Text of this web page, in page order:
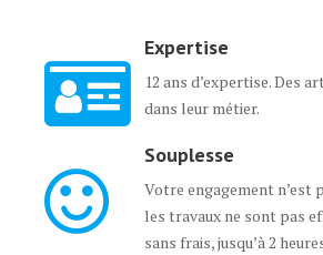
Expertise
12 ans d’expertise. Des
dans leur métier.
Souplesse
Votre engagement n’est
les travaux ne sont pas
sans frais, jusqu’à 2